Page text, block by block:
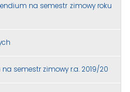
na semestr zimowy roku
semestr zimowy r.a. 2019/20